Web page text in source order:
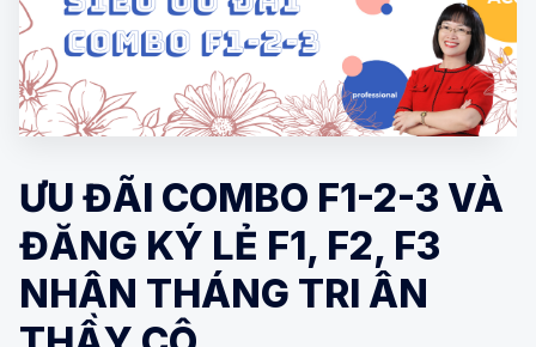
ƯU ĐÃI COMBO F1-2-3 VÀ
ĐĂNG KÝ LẺ F1, F2, F3
NHÂN THÁNG TRI ÂN